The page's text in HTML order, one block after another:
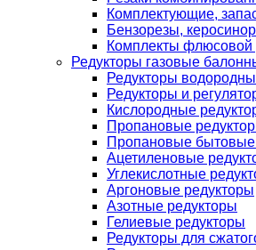
Комплектующие,
Бензорезы,
Комплекты флюсовой
Редукторы газовые
Редукторы
Редукторы и
Кислородные
Пропановые
Пропановые бытовые
Ацетиленовые
Углекислотные
Аргоновые редукторы
Азотные редукторы
Гелиевые редукторы
Редукторы для